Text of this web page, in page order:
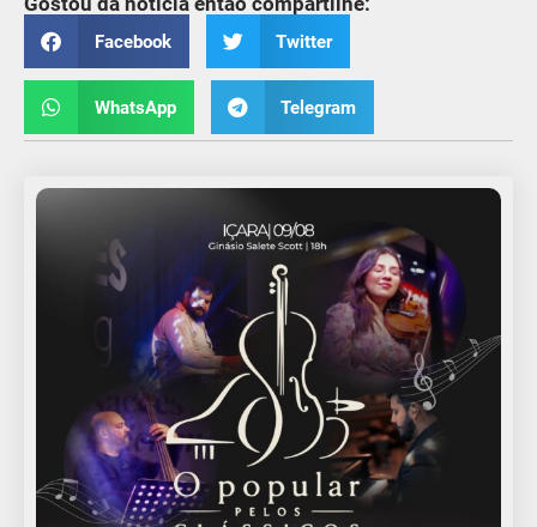
Facebook Twitter
WhatsApp Telegram